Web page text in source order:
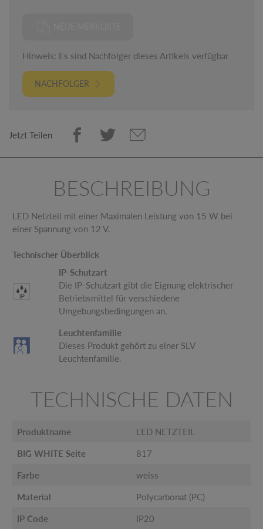
Hinweis: Es sind Nachfolger dieses Artikels verfügbar
NACHFOLGER
Jetzt Teilen
BESCHREIBUNG
LED Netzteil mit einer Maximalen Leistung von 15 W bei
einer Spannung von 12 V.
Technischer Überblick
IP-Schutzart
Die IP-Schutzart gibt die Eignung elektrischer
Betriebsmittel für verschiedene
Umgebungsbedingungen an.
Leuchtenfamilie
Dieses Produkt gehört zu einer SLV
Leuchtenfamilie.
TECHNISCHE DATEN
Produktname LED NETZTEIL
BIG WHITE Seite 817
Farbe weiss
Material Polycarbonat (PC)
IP Code IP20